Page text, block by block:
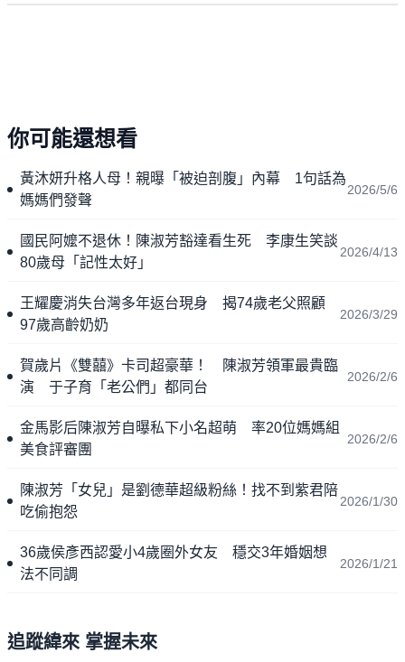
你可能還想看
黃沐妍升格人母！親曝「被迫剖腹」內幕 1句話為
媽媽們發聲
2026/5/6
國民阿嬤不退休！陳淑芳豁達看生死 李康生笑談
80歲母「記性太好」
2026/4/13
王耀慶消失台灣多年返台現身 揭74歲老父照顧
97歲高齡奶奶
2026/3/29
賀歲片《雙囍》卡司超豪華！ 陳淑芳領軍最貴臨
演 于子育「老公們」都同台
2026/2/6
金馬影后陳淑芳自曝私下小名超萌 率20位媽媽組
美食評審團
2026/2/6
陳淑芳「女兒」是劉德華超級粉絲！找不到紫君陪
吃偷抱怨
2026/1/30
36歲侯彥西認愛小4歲圈外女友 穩交3年婚姻想
法不同調
2026/1/21
追蹤緯來 掌握未來